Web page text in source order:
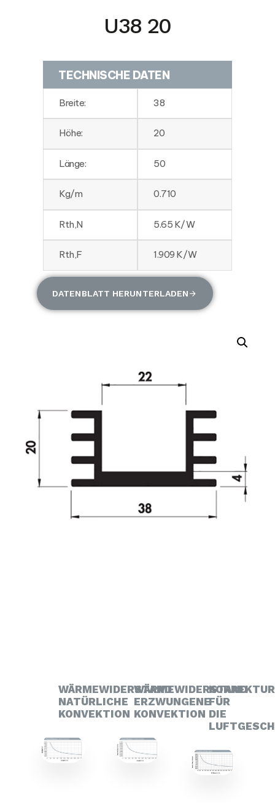
U38 20
TECHNISCHE DATEN
Breite: 38
Höhe: 20
Länge: 50
Kg/m 0.710
Rth,N 5.65 K/W
Rth,F 1.909 K/W
DATENBLATT HERUNTERLADEN
WÄRMEWIDERSTAND
NATÜRLICHE
KONVEKTION
WÄRMEWIDERSTAND
ERZWUNGENE
KONVEKTION
FÜR
DIE